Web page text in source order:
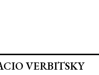
VERBITSKY